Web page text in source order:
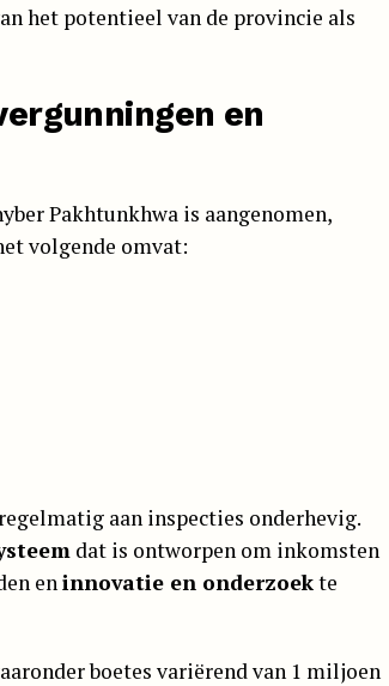
het potentieel van de provincie als
en
Pakhtunkhwa is aangenomen,
volgende omvat:
aan inspecties onderhevig.
dat is ontworpen om inkomsten
en innovatie en onderzoekte
boetes variërend van 1 miljoen